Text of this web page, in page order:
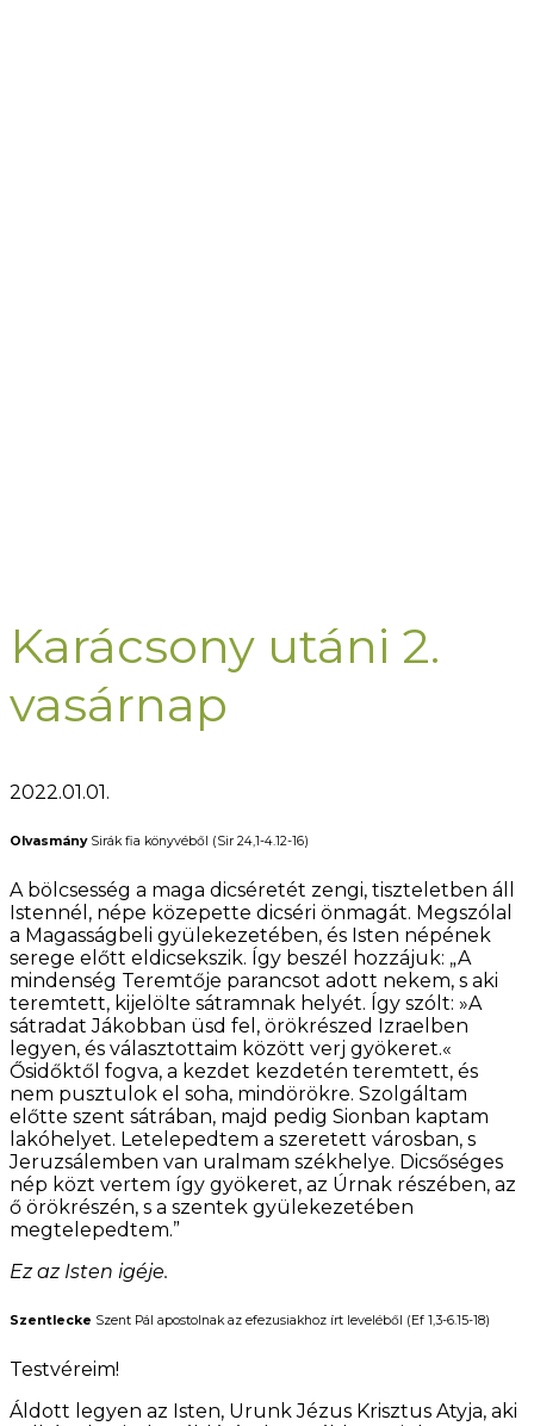
Karácsony utáni 2.
vasárnap
2022.01.01.
OlvasmánySirák fia könyvéből (Sir 24,1-4.12-16)
A bölcsesség a maga dicséretét zengi, tiszteletben áll
Istennél, népe közepette dicséri önmagát. Megszólal
a Magasságbeli gyülekezetében, és Isten népének
serege előtt eldicsekszik. Így beszél hozzájuk: „A
mindenség Teremtője parancsot adott nekem, s aki
teremtett, kijelölte sátramnak helyét. Így szólt: »A
sátradat Jákobban üsd fel, örökrészed Izraelben
legyen, és választottaim között verj gyökeret.«
Ősidőktől fogva, a kezdet kezdetén teremtett, és
nem pusztulok el soha, mindörökre. Szolgáltam
előtte szent sátrában, majd pedig Sionban kaptam
lakóhelyet. Letelepedtem a szeretett városban, s
Jeruzsálemben van uralmam székhelye. Dicsőséges
nép közt vertem így gyökeret, az Úrnak részében, az
ő örökrészén, s a szentek gyülekezetében
megtelepedtem.”
Ez az Isten igéje.
Szentlecke Szent Pál apostolnak az efezusiakhoz írt leveléből (Ef 1,3-6.15-18)
Testvéreim!
Áldott legyen az Isten, Urunk Jézus Krisztus Atyja, aki